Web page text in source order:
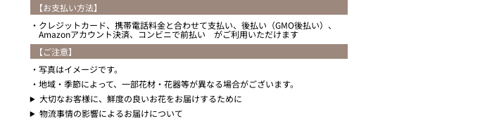
【お支払い方法】
クレジットカード、携帯電話料金と合わせて支払い、後払い（GMO後払い）、
Amazonアカウント決済、コンビニで前払い がご利用いただけます
【ご注意】
写真はイメージです。
地域・季節によって、一部花材・花器等が異なる場合がございます。
大切なお客様に、鮮度の良いお花をお届けするために
物流事情の影響によるお届けについて